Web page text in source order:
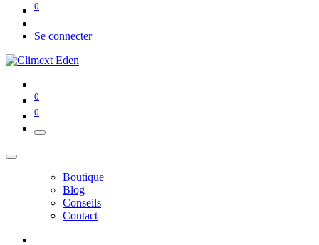
0
Se connecter
0
0
Boutique
Blog
Conseils
Contact